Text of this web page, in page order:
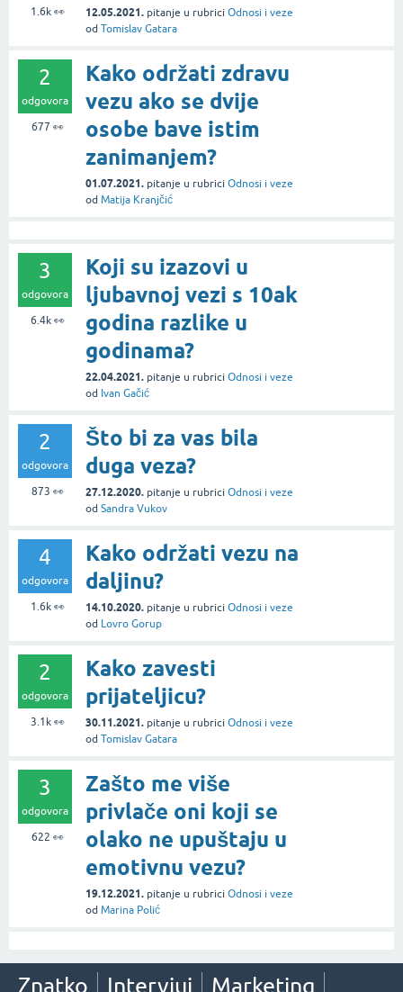
1.6k👀 12.05.2021. pitanje u rubrici Odnosi i veze
od Tomislav Gatara
2
odgovora
677 👀
Kako održati zdravu
vezu ako se dvije
osobe bave istim
zanimanjem?
01.07.2021. pitanje u rubrici Odnosi i veze
od Matija Kranjčić
3
odgovora
6.4k👀
Koji su izazovi u
ljubavnoj vezi s 10ak
godina razlike u
godinama?
22.04.2021. pitanje u rubrici Odnosi i veze
od Ivan Gačić
2
odgovora
873 👀
Što bi za vas bila
duga veza?
27.12.2020. pitanje u rubrici Odnosi i veze
od Sandra Vukov
4
odgovora
1.6k👀
Kako održati vezu na
daljinu?
14.10.2020. pitanje u rubrici Odnosi i veze
od Lovro Gorup
2
odgovora
3.1k👀
Kako zavesti
prijateljicu?
30.11.2021. pitanje u rubrici Odnosi i veze
od Tomislav Gatara
3
odgovora
622 👀
Zašto me više
privlače oni koji se
olako ne upuštaju u
emotivnu vezu?
19.12.2021. pitanje u rubrici Odnosi i veze
od Marina Polić
Znatko Intervjui Marketing